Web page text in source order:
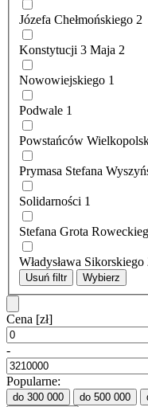
Józefa Chełmońskiego 2
Konstytucji 3 Maja 2
Nowowiejskiego 1
Podwale 1
Powstańców
Prymasa Stefana
Solidarności 1
Stefana Grota
Władysława Sikorskiego
Usuń filtr Wybierz
Cena [zł]
-
Popularne:
do 300 000 do 500 000